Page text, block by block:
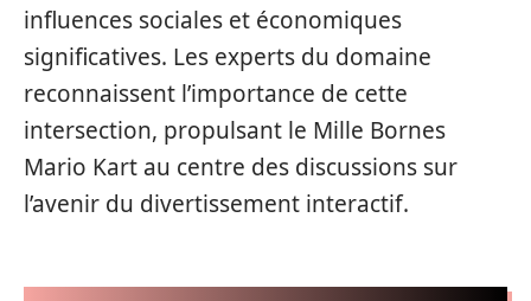
influences sociales et économiques
significatives. Les experts du domaine
reconnaissent l’importance de cette
intersection, propulsant le Mille Bornes
Mario Kart au centre des discussions sur
l’avenir du divertissement interactif.